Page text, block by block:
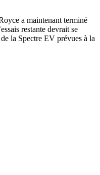
a maintenant terminé
restante devrait se
la Spectre EV prévues à la